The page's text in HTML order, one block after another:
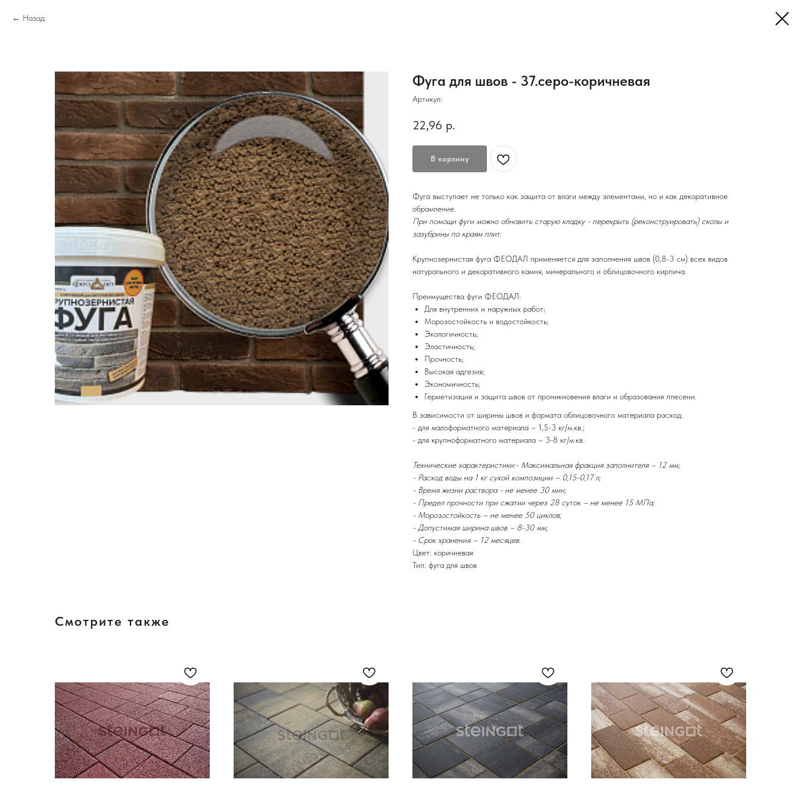
Назад
Фуга для швов - 37.серо-коричневая
Артикул:
22,96 р.
В корзину
Фуга выступает не только как защита от влаги между элементами, но и как декоративное
обрамление.
При помощи фуги можно обновить старую кладку - перекрыть (реконструировать) сколы и
зазубрины по краям плит.
Крупнозернистая фуга ФЕОДАЛ применяется для заполнения швов (0,8-3 см) всех видов
натурального и декоративного камня, минерального и облицовочного кирпича.
Преимущества фуги ФЕОДАЛ:
Для внутренних и наружных работ;
Морозостойкость и водостойкость;
Экологичность;
Эластичность;
Прочность;
Высокая адгезия;
Экономичность;
Герметизация и защита швов от проникновения влаги и образования плесени.
В зависимости от ширины швов и формата облицовочного материала расход:
- для малоформатного материала – 1,5-3 кг/м.кв.;
- для крупноформатного материала – 3-8 кг/м.кв.
Технические характеристики:- Максимальная фракция заполнителя – 12 мм;
- Расход воды на 1 кг сухой композиции – 0,15-0,17 л;
- Время жизни раствора - не менее 30 мин;
- Предел прочности при сжатии через 28 суток – не менее 15 МПа;
- Морозостойкость – не менее 50 циклов;
- Допустимая ширина швов – 8-30 мм;
- Срок хранения – 12 месяцев.
Цвет: коричневая
Тип: фуга для швов
Смотрите также